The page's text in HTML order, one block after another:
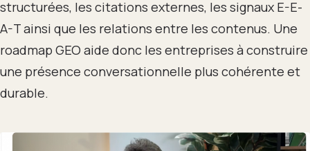
structurées, les citations externes, les signaux E-E-
A-T ainsi que les relations entre les contenus. Une
roadmap GEO aide donc les entreprises à construire
une présence conversationnelle plus cohérente et
durable.